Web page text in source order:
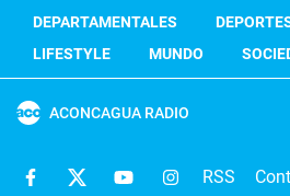
DEPARTAMENTALES
LIFESTYLE
MUNDO
ACONCAGUA RADIO
RSS